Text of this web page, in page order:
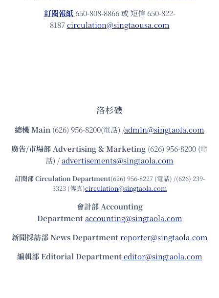
訂閱報紙 650-808-8866 或 短信 650-822-
8187circulation@singtaousa.com
洛杉磯
總機Main (626) 956-8200(電話) /admin@singtaola.com
廣告/市場部Advertising & Marketing (626) 956-8200 (電
話) /advertisements@singtaola.com
訂閱部 Circulation Department(626) 956-8227 (電話) /(626) 239-
3323 (傳真)circulation@singtaola.com
會計部 Accounting
Department accounting@singtaola.com
新聞採訪部 News Department reporter@singtaola.com
編輯部 Editorial Department editor@singtaola.com